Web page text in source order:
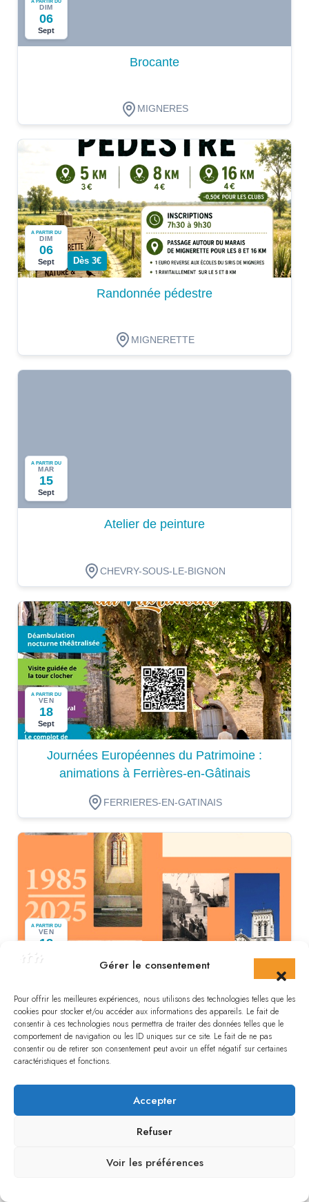
Gérer le consentement
Pour offrir les meilleures expériences, nous utilisons des technologies telles que les
cookies pour stocker et/ou accéder aux informations des appareils. Le fait de
consentir à ces technologies nous permettra de traiter des données telles que le
comportement de navigation ou les ID uniques sur ce site. Le fait de ne pas
consentir ou de retirer son consentement peut avoir un effet négatif sur certaines
caractéristiques et fonctions.
Accepter
Refuser
Voir les préférences
DIM
06
Sept
Brocante
MIGNERES
A PARTIR DU
DIM
06
Sept Dès 3€
Randonnée pédestre
MIGNERETTE
A PARTIR DU
MAR
15
Sept
Atelier de peinture
CHEVRY-SOUS-LE-BIGNON
A PARTIR DU
VEN
18
Sept
Journées Européennes du Patrimoine :
animations à Ferrières-en-Gâtinais
FERRIERES-EN-GATINAIS
A PARTIR DU
VEN
18
Sept
FERRIERES-EN-GATINAIS